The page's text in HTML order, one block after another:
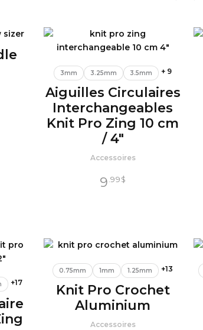
3mm 3.25mm 3.5mm + 9
Aiguilles Circulaires
Interchangeables
Knit Pro Zing 10 cm
/ 4″
Accessoires
9 .99 $
+17
0.75mm 1mm 1.25mm +13
Knit Pro Crochet
Aluminium
Accessoires